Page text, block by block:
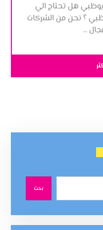
هل تحتاج الي
؟ نحن من الشركات
...
بحث